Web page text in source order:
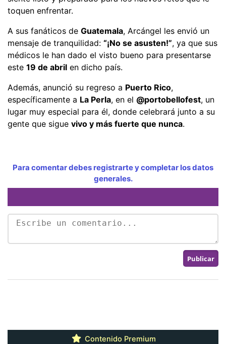
toquen enfrentar.
A sus fanáticos de Guatemala, Arcángel les envió un
mensaje de tranquilidad: “¡No se asusten!”, ya que sus
médicos le han dado el visto bueno para presentarse
este 19 de abril en dicho país.
Además, anunció su regreso a Puerto Rico,
específicamente a La Perla, en el @portobellofest, un
lugar muy especial para él, donde celebrará junto a su
gente que sigue vivo y más fuerte que nunca.
Para comentar debes registrarte y completar los datos
generales.
Contenido Premium